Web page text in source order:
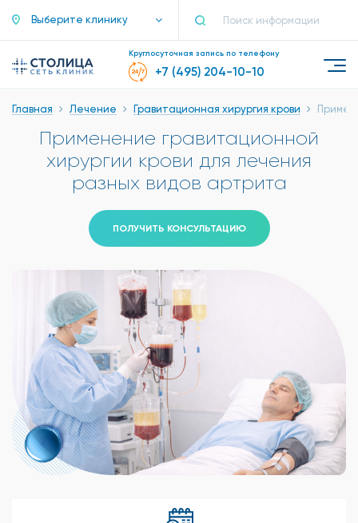
Выберите клинику
Круглосуточная запись по телефону
+7 (495) 204-10-10
Главная Лечение Гравитационная хирургия крови
Применение гравитационной
хирургии крови для лечения
разных видов артрита
ПОЛУЧИТЬ КОНСУЛЬТАЦИЮ